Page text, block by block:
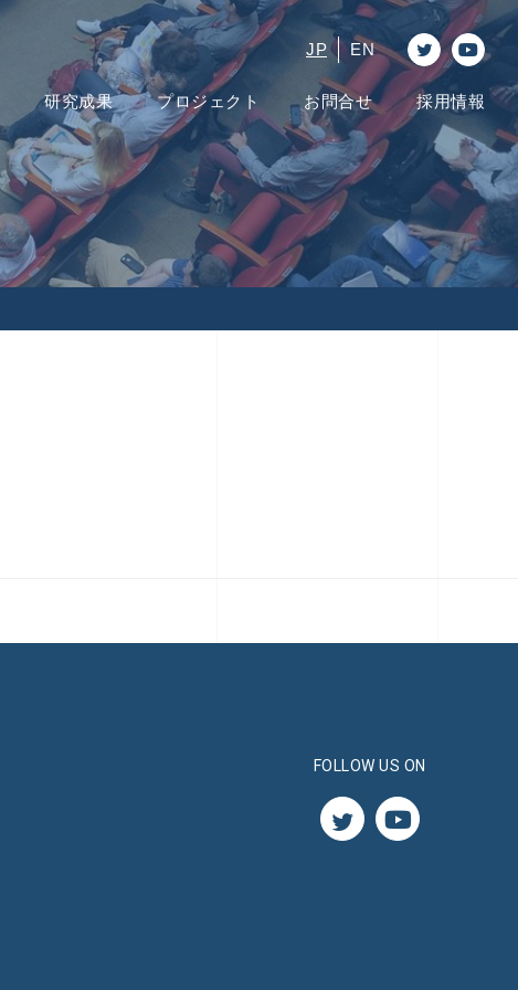
JP EN
研究成果 プロジェクト お問合せ 採用情報
FOLLOW US ON